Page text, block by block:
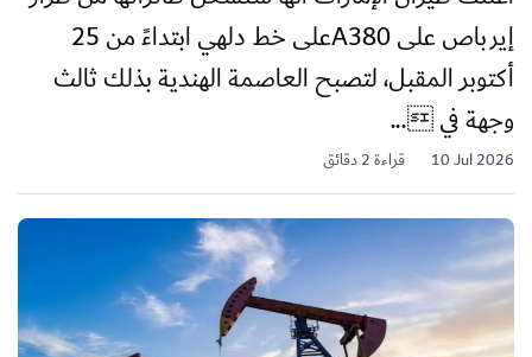
إيرباص على A380على خط دلهي ابتداءً من 25
أكتوبر المقبل، لتصبح العاصمة الهندية بذلك ثالث
وجهة في ...
10 Jul 2026 قراءة 2 دقائق